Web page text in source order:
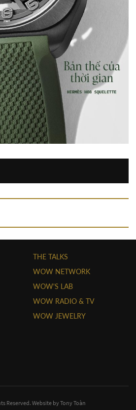
THE TALKS
WOW NETWORK
WOW'S LAB
WOW RADIO & TV
WOW JEWELRY
Reserved. Website byTony Toàn